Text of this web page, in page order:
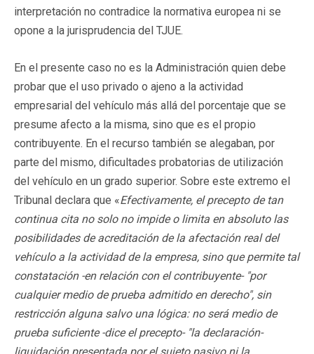
interpretación no contradice la normativa europea ni se
opone a la jurisprudencia del TJUE.
En el presente caso no es la Administración quien debe
probar que el uso privado o ajeno a la actividad
empresarial del vehículo más allá del porcentaje que se
presume afecto a la misma, sino que es el propio
contribuyente. En el recurso también se alegaban, por
parte del mismo, dificultades probatorias de utilización
del vehículo en un grado superior. Sobre este extremo el
Tribunal declara que «Efectivamente, el precepto de tan
continua cita no solo no impide o limita en absoluto las
posibilidades de acreditación de la afectación real del
vehículo a la actividad de la empresa, sino que permite tal
constatación -en relación con el contribuyente- "por
cualquier medio de prueba admitido en derecho", sin
restricción alguna salvo una lógica: no será medio de
prueba suficiente -dice el precepto- "la declaración-